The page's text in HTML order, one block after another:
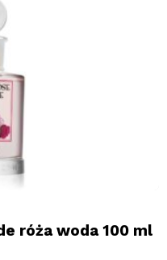
róża woda 100 ml